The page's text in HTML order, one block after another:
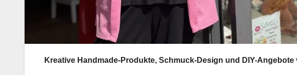
Kreative Handmade-Produkte, Schmuck-Design und DIY-Angebote